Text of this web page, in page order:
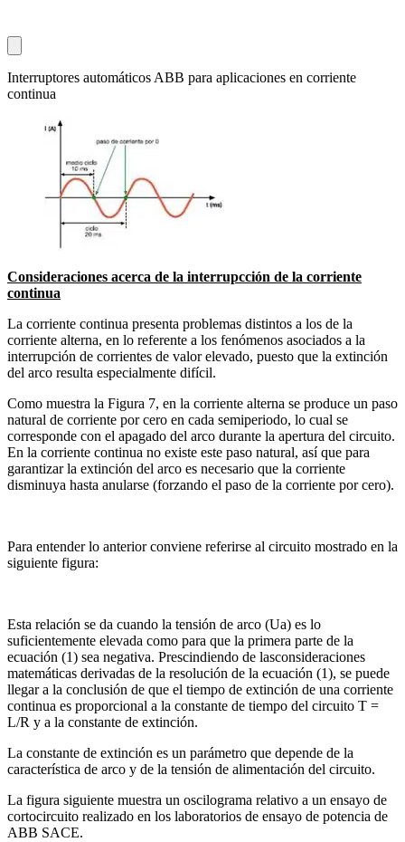
Interruptores automáticos ABB para aplicaciones en corriente
continua
Consideraciones acerca de la interrupcción de la corriente
continua
La corriente continua presenta problemas distintos a los de la
corriente alterna, en lo referente a los fenómenos asociados a la
interrupción de corrientes de valor elevado, puesto que la extinción
del arco resulta especialmente difícil.
Como muestra la Figura 7, en la corriente alterna se produce un paso
natural de corriente por cero en cada semiperiodo, lo cual se
corresponde con el apagado del arco durante la apertura del circuito.
En la corriente continua no existe este paso natural, así que para
garantizar la extinción del arco es necesario que la corriente
disminuya hasta anularse (forzando el paso de la corriente por cero).
Para entender lo anterior conviene referirse al circuito mostrado en la
siguiente figura:
Esta relación se da cuando la tensión de arco (Ua) es lo
suficientemente elevada como para que la primera parte de la
ecuación (1) sea negativa. Prescindiendo de lasconsideraciones
matemáticas derivadas de la resolución de la ecuación (1), se puede
llegar a la conclusión de que el tiempo de extinción de una corriente
continua es proporcional a la constante de tiempo del circuito T =
L/R y a la constante de extinción.
La constante de extinción es un parámetro que depende de la
característica de arco y de la tensión de alimentación del circuito.
La figura siguiente muestra un oscilograma relativo a un ensayo de
cortocircuito realizado en los laboratorios de ensayo de potencia de
ABB SACE.